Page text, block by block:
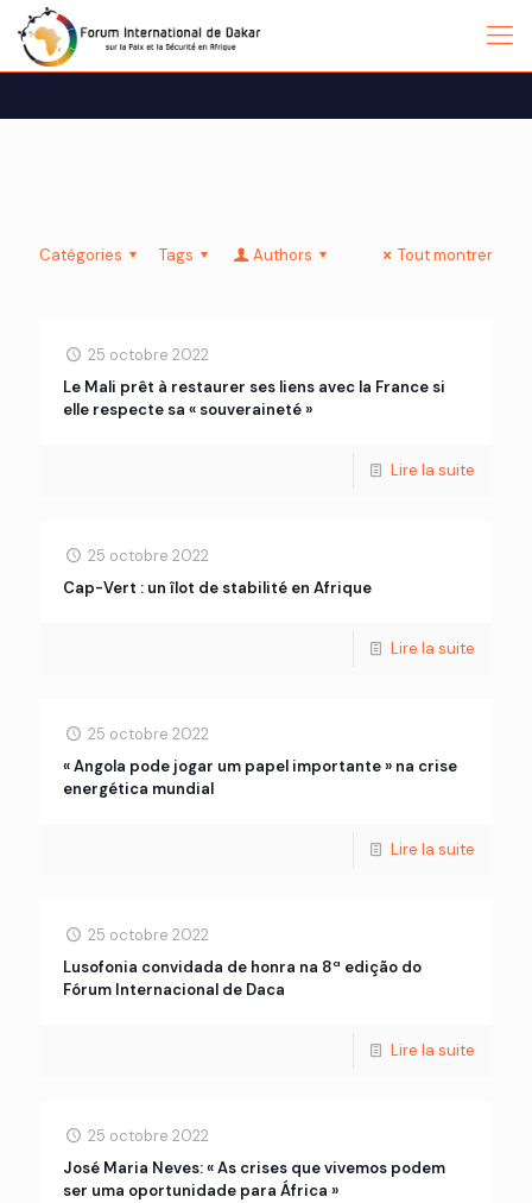
Catégories Tags Authors Tout montrer
25 octobre 2022
Le Mali prêt à restaurer ses liens avec la France si
elle respecte sa « souveraineté »
Lire la suite
25 octobre 2022
Cap-Vert : un îlot de stabilité en Afrique
Lire la suite
25 octobre 2022
« Angola pode jogar um papel importante » na crise
energética mundial
Lire la suite
25 octobre 2022
Lusofonia convidada de honra na 8ª edição do
Fórum Internacional de Daca
Lire la suite
25 octobre 2022
José Maria Neves: « As crises que vivemos podem
ser uma oportunidade para África »